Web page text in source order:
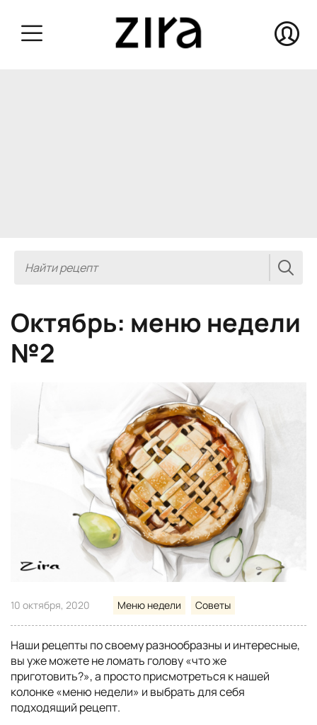
Октябрь: меню недели
№2
10 октября, 2020 Меню недели Советы
Наши рецепты по своему разнообразны и интересные,
вы уже можете не ломать голову «что же
приготовить?», а просто присмотреться к нашей
колонке «меню недели» и выбрать для себя
подходящий рецепт.